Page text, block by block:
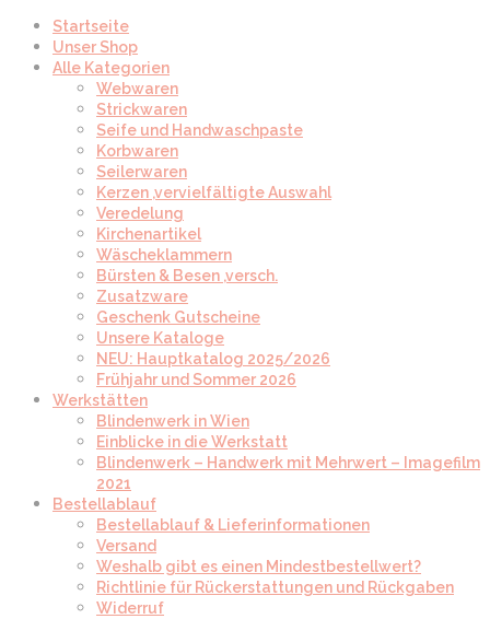
Startseite
Unser Shop
Alle Kategorien
Webwaren
Strickwaren
Seife und Handwaschpaste
Korbwaren
Seilerwaren
Kerzen ,vervielfältigte Auswahl
Veredelung
Kirchenartikel
Wäscheklammern
Bürsten & Besen ,versch.
Zusatzware
Geschenk Gutscheine
Unsere Kataloge
NEU: Hauptkatalog 2025/2026
Frühjahr und Sommer 2026
Werkstätten
Blindenwerk in Wien
Einblicke in die Werkstatt
Blindenwerk – Handwerk mit Mehrwert – Imagefilm
2021
Bestellablauf
Bestellablauf & Lieferinformationen
Versand
Weshalb gibt es einen Mindestbestellwert?
Richtlinie für Rückerstattungen und Rückgaben
Widerruf